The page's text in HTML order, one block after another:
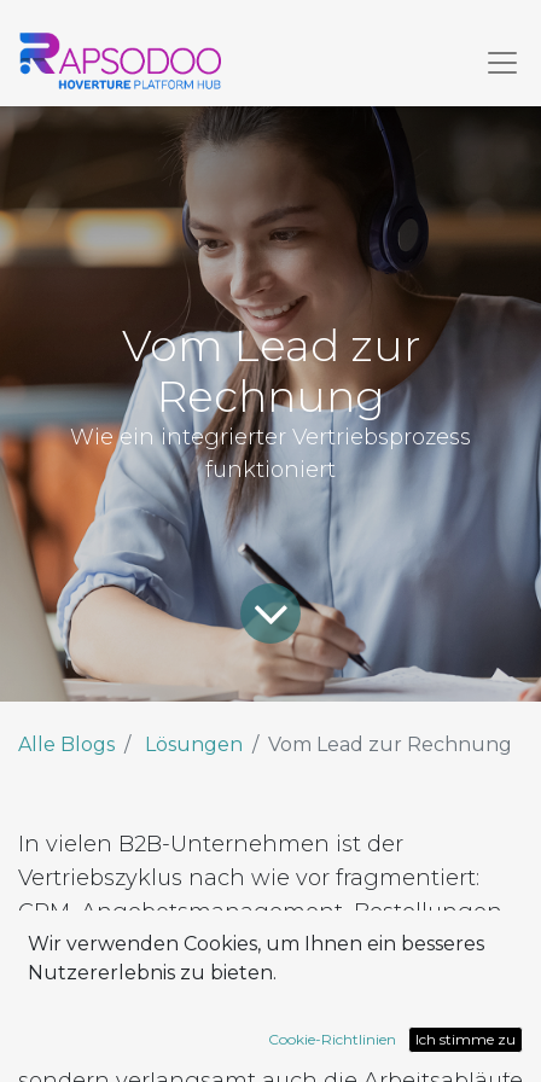
Vom Lead zur
Rechnung
Wie ein integrierter Vertriebsprozess
funktioniert
Alle Blogs Lösungen Vom Lead zur Rechnung
In vielen B2B-Unternehmen ist der
Vertriebszyklus nach wie vor fragmentiert:
CRM, Angebotsmanagement, Bestellungen
und Rechnungsstellung werden über
verschiedene Tools abgewickelt, die oft nicht
führt nicht nur zu betrieblichen Ineffizienzen,
Wir verwenden Cookies, um Ihnen ein besseres
Nutzererlebnis zu bieten.
Cookie-Richtlinien Ich stimme zu